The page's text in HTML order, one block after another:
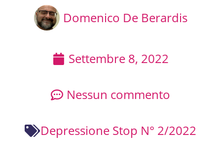
Domenico De Berardis
Settembre 8, 2022
Nessun commento
Depressione Stop N° 2/2022